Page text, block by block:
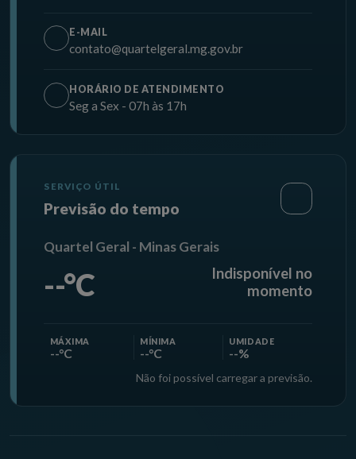
E-MAIL
contato@quartelgeral.mg.gov.br
HORÁRIO DE ATENDIMENTO
Seg a Sex - 07h às 17h
SERVIÇO ÚTIL
Previsão do tempo
Quartel Geral - Minas Gerais
--°C
Indisponível no
momento
MÁXIMA
--°C
MÍNIMA
--°C
UMIDADE
--%
Não foi possível carregar a previsão.